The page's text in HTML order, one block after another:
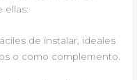
ellas:
de instalar, ideales
o como complemento.